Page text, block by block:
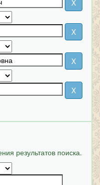
результатов поиска.